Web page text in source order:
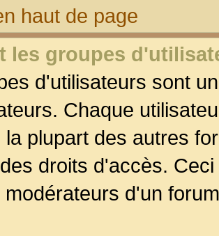
haut de page
les groupes
d'utilisateurs sont
Chaque
la plupart des autres
droits d'accès.
modérateurs d'un